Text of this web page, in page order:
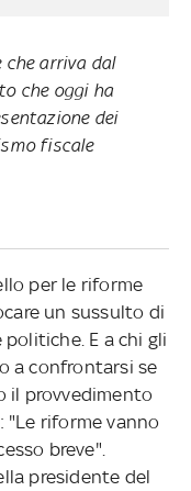
arriva dal
che oggi ha
dei
fiscale
per le riforme
un sussulto di
E a chi gli
a confrontarsi se
il provvedimento
"Le riforme vanno
breve".
presidente del